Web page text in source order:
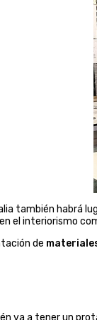
también habrá
el interiorismo
de
va a tener un